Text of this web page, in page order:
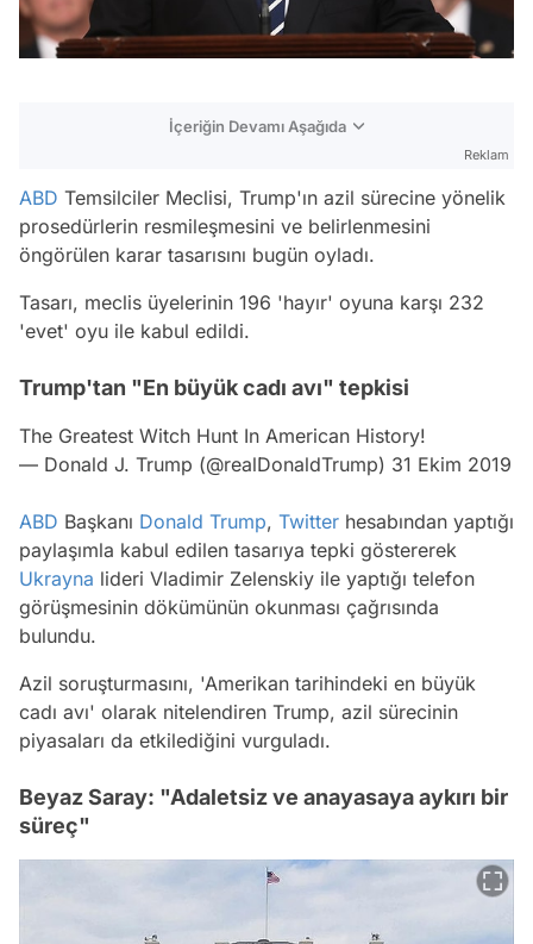
İçeriğin Devamı Aşağıda
Reklam
ABD Temsilciler Meclisi, Trump'ın azil sürecine yönelik
prosedürlerin resmileşmesini ve belirlenmesini
öngörülen karar tasarısını bugün oyladı.
Tasarı, meclis üyelerinin 196 'hayır' oyuna karşı 232
'evet' oyu ile kabul edildi.
Trump'tan "En büyük cadı avı" tepkisi
The Greatest Witch Hunt In American History!
— Donald J. Trump (@realDonaldTrump) 31 Ekim 2019
ABD Başkanı Donald Trump, Twitter hesabından yaptığı
paylaşımla kabul edilen tasarıya tepki göstererek
Ukrayna lideri Vladimir Zelenskiy ile yaptığı telefon
görüşmesinin dökümünün okunması çağrısında
bulundu.
Azil soruşturmasını, 'Amerikan tarihindeki en büyük
cadı avı' olarak nitelendiren Trump, azil sürecinin
piyasaları da etkilediğini vurguladı.
Beyaz Saray: "Adaletsiz ve anayasaya aykırı bir
süreç"